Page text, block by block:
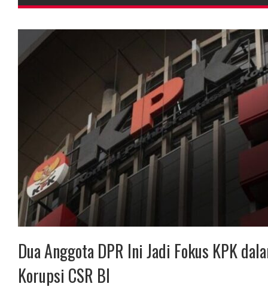
Dua Anggota DPR Ini Jadi Fokus KPK
Korupsi CSR BI